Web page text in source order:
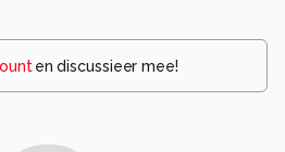
en discussieer mee!